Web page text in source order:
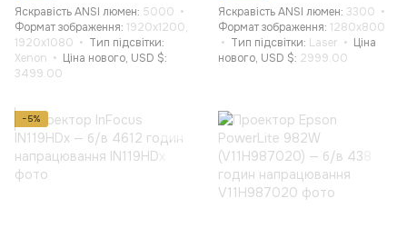
Яскравість ANSI люмен 5000
Формат зображення 1920x1200,
1920x1080
Тип підсвітки
Xenon
Ціна нового, USD $
3499.00
Яскравість ANSI люмен 3300
Формат зображення 1280x800
Тип підсвітки Laser
Ціна
нового, USD $ 2999.00
−5%